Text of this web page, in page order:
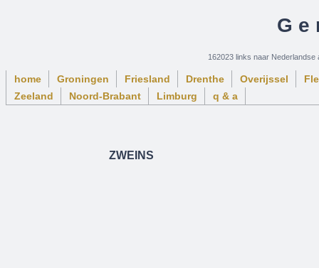
162023 links naar
home Groningen Friesland Drenthe Overijssel
Zeeland
Noord-Brabant Limburg q & a
ZWEINS